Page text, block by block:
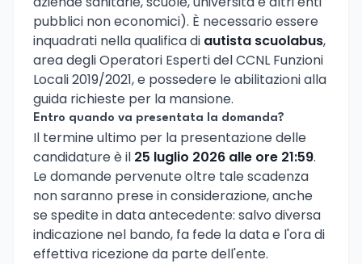
pubblici non economici). È necessario essere
inquadrati nella qualifica di autista scuolabus,
area degli Operatori Esperti del CCNL Funzioni
Locali 2019/2021, e possedere le abilitazioni alla
guida richieste per la mansione.
Entro quando va presentata la domanda?
Il termine ultimo per la presentazione delle
candidature è il 25 luglio 2026 alle ore 21:59.
Le domande pervenute oltre tale scadenza
non saranno prese in considerazione, anche
se spedite in data antecedente: salvo diversa
indicazione nel bando, fa fede la data e l'ora di
effettiva ricezione da parte dell'ente.